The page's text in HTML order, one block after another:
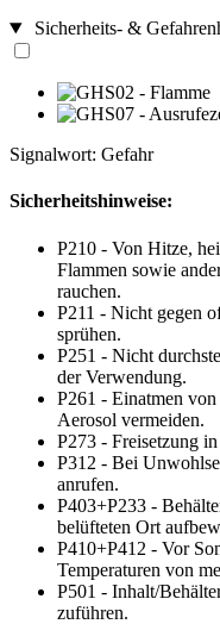
Sicherheits- &
Signalwort: Gefahr
Sicherheitshinweise:
P210 - Von Hitze,
Flammen sowie
rauchen.
P211 - Nicht gegen
sprühen.
P251 - Nicht
der Verwendung.
P261 - Einatmen
Aerosol vermeiden.
P273 - Freisetzung
P312 - Bei
anrufen.
P403+P233 -
belüfteten Ort
P410+P412 - Vor
Temperaturen von
P501 - Inhalt/
zuführen.